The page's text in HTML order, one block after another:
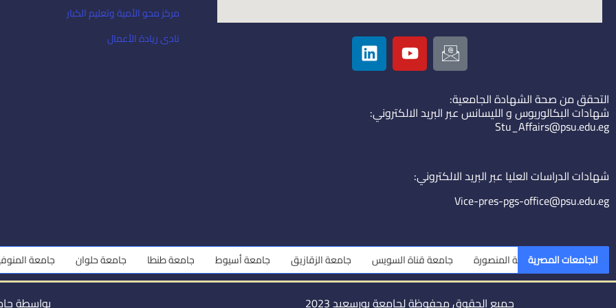
I
c
o
-
e
i
Y
o
u
u
b
L
i
n
التحقق من صحة الشهادة الجامعية:
شهادات البكالوريوس و الليسانس عبر البريد الالكتروني:
Stu_Affairs@psu.edu.eg
شهادات الدراسات العليا عبر البريد الالكتروني:
Vice-pres-pgs-office@psu.edu.eg
مركز محو الأمية وتعليم الكبار
نادى ريادة الأعمال
الجامعات المصرية
جامعة المنصورة جامعة قناة السويس جامعة الزقازيق جامعة أسيوط جامعة طنطا جامعة حلوان جامعة المنوفية
جميع الحقوق محفوظة لجامعة بورسعيد 2023 بواسطة